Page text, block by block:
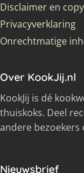
Disclaimer en
Privacyverklaring
Onrechtmatige
Over KookJij.nl
KookJij is dé
thuiskoks. Deel
andere bezoekers
Nieuwsbrief